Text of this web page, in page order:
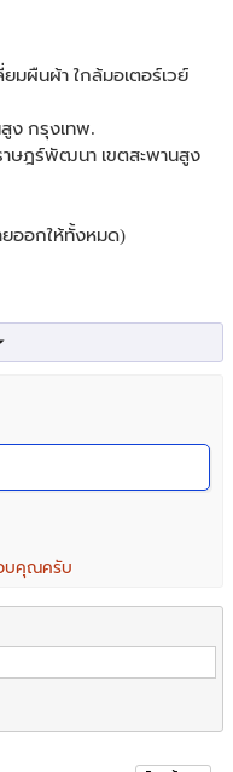
มผืนผ้า ใกล้มอเตอร์เวย์
ง กรุงเทพ.
ษฎร์พัฒนา เขตสะพานสูง
ยออกให้ทั้งหมด)
ยบสงบมาก มีทางเข้าออกได้
วนมาก
าง1
อบคุณครับ